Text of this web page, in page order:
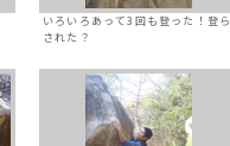
いろいろあって3回も登った！登ら
された？